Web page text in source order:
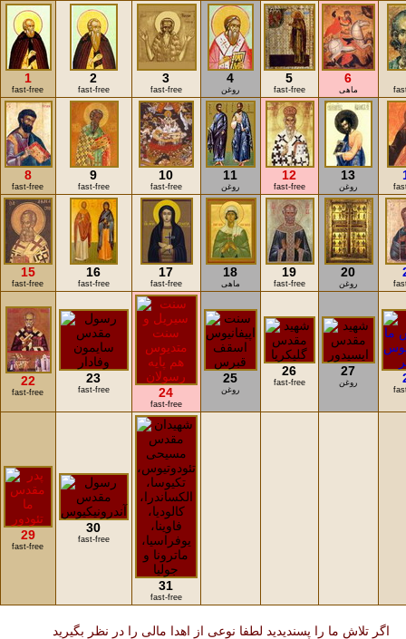
1
fast-free
2
fast-free
3
fast-free
4
روغن
5
fast-free
6
ماهی
8
fast-free
9
fast-free
10
fast-free
11
روغن
12
fast-free
13
روغن
15
fast-free
16
fast-free
17
fast-free
18
ماهی
19
fast-free
20
روغن
22
fast-free
23
fast-free 24
fast-free
25
روغن
26
fast-free
27
روغن
29
fast-free
30
fast-free
31
fast-free
اگر تلاش ما را پسندیدید لطفا نوعی از اهدا مالی را در نظر بگیرید